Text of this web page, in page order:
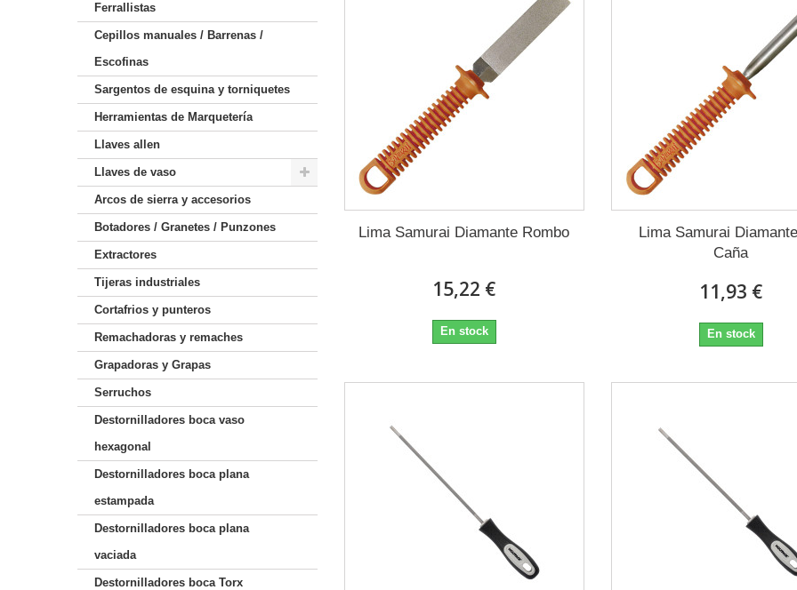
Ferrallistas
Cepillos manuales / Barrenas /
Escofinas
Sargentos de esquina y torniquetes
Herramientas de Marquetería
Llaves allen
Llaves de vaso
Arcos de sierra y accesorios
Botadores / Granetes / Punzones
Extractores
Tijeras industriales
Cortafrios y punteros
Remachadoras y remaches
Grapadoras y Grapas
Serruchos
Destornilladores boca vaso
hexagonal
Destornilladores boca plana
estampada
Destornilladores boca plana
vaciada
Destornilladores boca Torx
Lima Samurai Diamante Rombo
15,22 €
En stock
Lima Samurai
Caña
11,93 €
En stock